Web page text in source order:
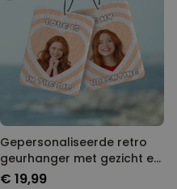
Gepersonaliseerde retro
geurhanger met gezicht en
tekst
€ 19,99